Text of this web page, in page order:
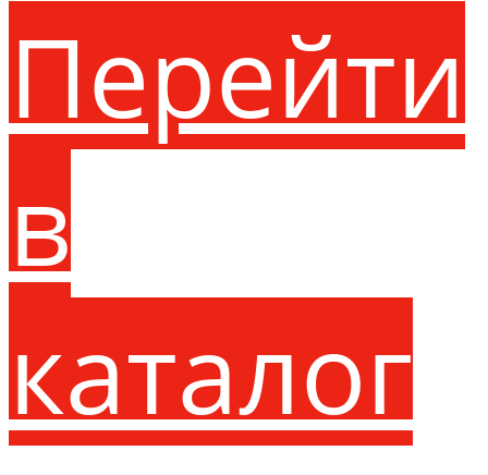
Перейти
в
каталог